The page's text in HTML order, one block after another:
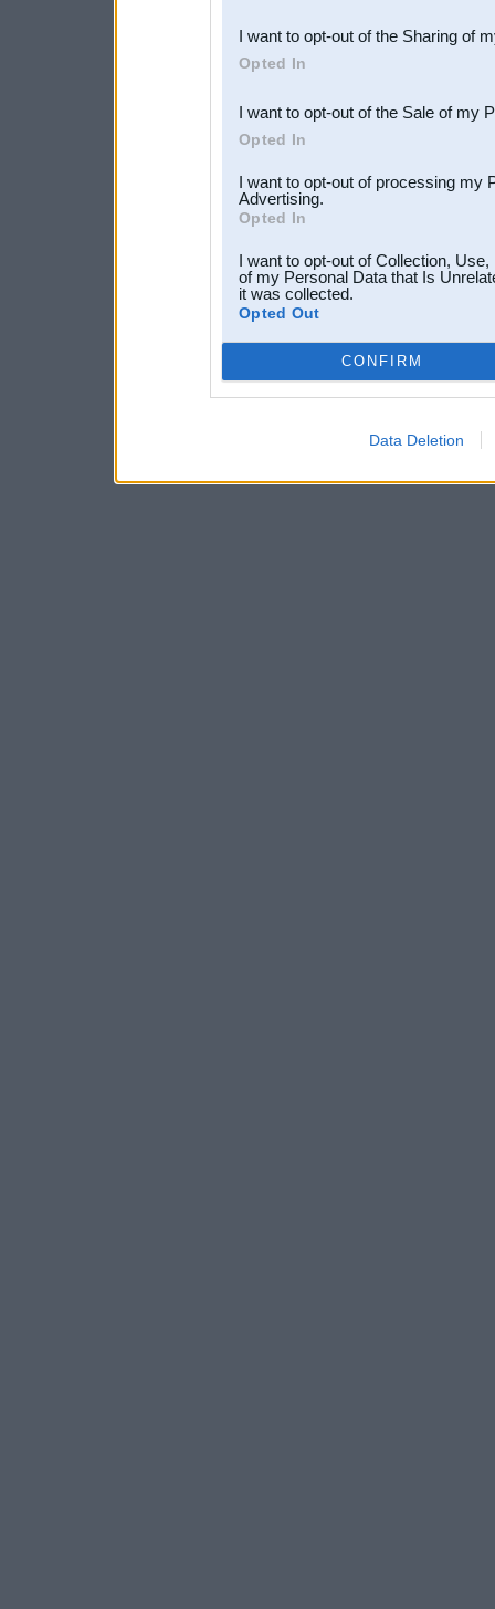
Downstream Participants
third parties.
I want to opt-out of the Sharing of
Opted In
I want to opt-out of the Sale of my
Opted In
I want to opt-out of processing my
Advertising.
Opted In
I want to opt-out of Collection,
of my Personal Data that Is
it was collected.
Opted Out
CONFIRM
Data Deletion